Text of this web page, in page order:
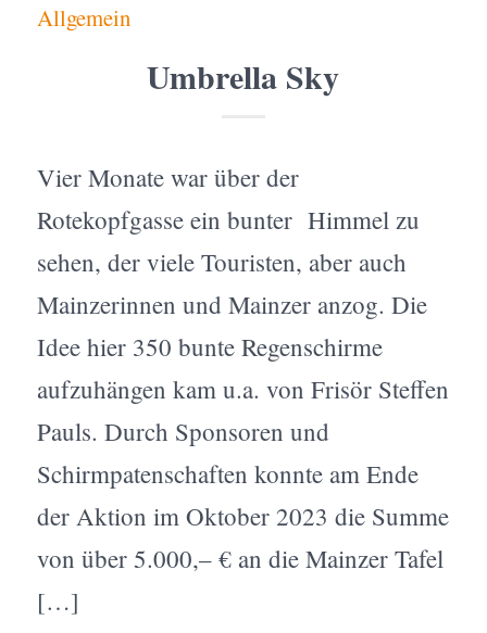
Allgemein
Umbrella Sky
Vier Monate war über der
Rotekopfgasse ein bunter Himmel zu
sehen, der viele Touristen, aber auch
Mainzerinnen und Mainzer anzog. Die
Idee hier 350 bunte Regenschirme
aufzuhängen kam u.a. von Frisör Steffen
Pauls. Durch Sponsoren und
Schirmpatenschaften konnte am Ende
der Aktion im Oktober 2023 die Summe
von über 5.000,– € an die Mainzer Tafel
[…]